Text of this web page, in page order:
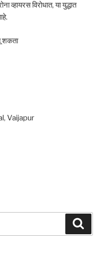
व्हायरस विरोधात, या युद्धात
शकता
Vaijapur